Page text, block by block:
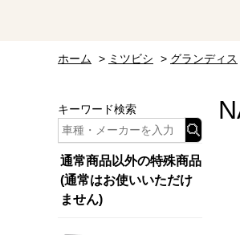
ホーム > ミツビシ > グランディス
キーワード検索
通常商品以外の特殊商品
(通常はお使いいただけ
ません)